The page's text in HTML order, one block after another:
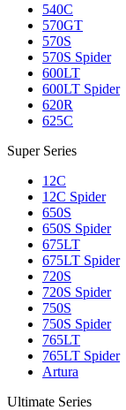
540C
570GT
570S
570S Spider
600LT
600LT Spider
620R
625C
Super Series
12C
12C Spider
650S
650S Spider
675LT
675LT Spider
720S
720S Spider
750S
750S Spider
765LT
765LT Spider
Artura
Ultimate Series